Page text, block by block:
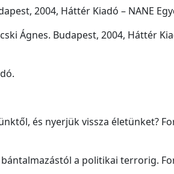
2004, Háttér Kiadó – NANE
Ágnes. Budapest, 2004, Háttér
és nyerjük vissza életünket?
a politikai terrorig.